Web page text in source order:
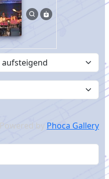
Powered by Phoca Gallery